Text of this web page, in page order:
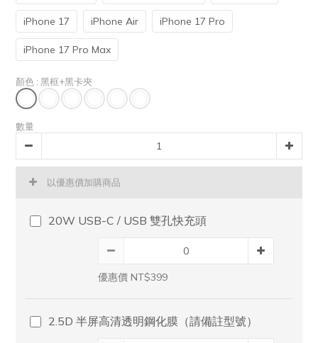
iPhone 17 iPhone Air iPhone 17 Pro
iPhone 17 Pro Max
顏色 : 黑框+黑卡夾
數量
以優惠價加購商品
20W USB-C / USB 雙孔快充頭
優惠價 NT$399
2.5D 半屏高清透明鋼化膜（請備註型號）